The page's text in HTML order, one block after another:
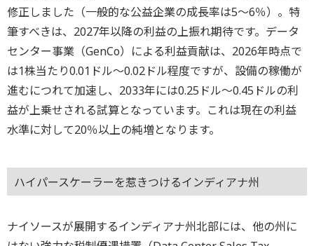
修正しました（一般的な公益企業の成長率は5～6％）。特
筆すべきは、2027年以降の利益の上振れ期待です。データ
センター事業（GenCo）による利益貢献は、2026年時点で
は1株当たり0.01ドル～0.02ドル程度ですが、設備の稼働が
進むにつれて加速し、2033年には0.25ドル～0.45ドルの利
益が上乗せされる試算となっています。これは現在の利益
水準に対して20％以上の純増となります。
ハイパースケーラーを惹きつけるインディアナ州
ナイソースが展開するインディアナ州北部には、他の州に